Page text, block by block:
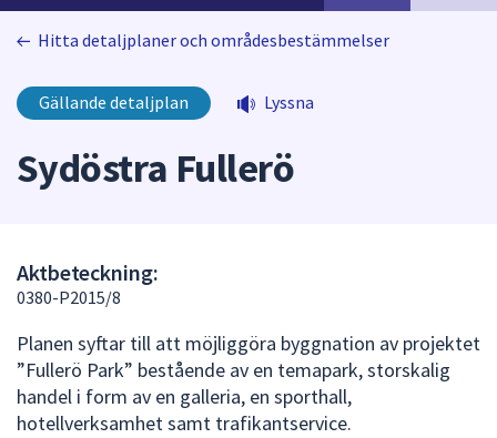
på
webbplatsen.
under
fältet.
Använd
piltangenterna
Hitta detaljplaner och områdesbestämmelser
Gällande detaljplan Lyssna
Sydöstra Fullerö
Aktbeteckning:
0380-P2015/8
Planen syftar till att möjliggöra byggnation av projektet
”Fullerö Park” bestående av en temapark, storskalig
handel i form av en galleria, en sporthall,
hotellverksamhet samt trafikantservice.